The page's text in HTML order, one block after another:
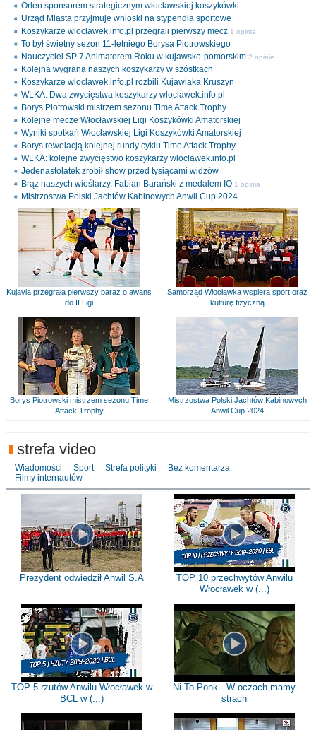
Orlen sponsorem strategicznym włocławskiej koszykówki
Urząd Miasta przyjmuje wnioski na stypendia sportowe
Koszykarze wloclawek.info.pl przegrali pierwszy mecz 1 opinia
To był świetny sezon 11-letniego Borysa Piotrowskiego
Nauczyciel SP 7 Animatorem Roku w kujawsko-pomorskim 2 opinie
Kolejna wygrana naszych koszykarzy w szóstkach
Koszykarze wloclawek.info.pl rozbili Kujawiaka Kruszyn
WLKA: Dwa zwycięstwa koszykarzy wloclawek.info.pl
Borys Piotrowski mistrzem sezonu Time Attack Trophy
Kolejne mecze Włocławskiej Ligi Koszykówki Amatorskiej
Wyniki spotkań Włocławskiej Ligi Koszykówki Amatorskiej
Borys rewelacją kolejnej rundy cyklu Time Attack Trophy
WLKA: kolejne zwycięstwo koszykarzy wloclawek.info.pl
Jedenastolatek zrobił show przed tysiącami widzów
Brąz naszych wioślarzy. Fabian Barański z medalem IO 1 opinia
Mistrzostwa Polski Jachtów Kabinowych Anwil Cup 2024
Kujavia przegrała pierwszy baraż o awans
do II Ligi
Samorząd Włocławka wspiera sport oraz
kulturę fizyczną
Borys Piotrowski mistrzem sezonu Time
Attack Trophy
Mistrzostwa Polski Jachtów Kabinowych
Anwil Cup 2024
strefa video
Wiadomości Sport Strefa polityki
Bez komentarza
Filmy internautów
Prezydent odwiedził Anwil S.A
TOP 10 przechwytów Anwilu
Włocławek w (...)
TOP 5 rzutów Anwilu Włocławek w
BCL w (...)
Ni To Ponk - W oczach mamy
strach